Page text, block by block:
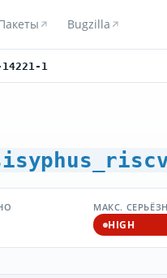
Bugzilla
1
МАКС.
HIGH